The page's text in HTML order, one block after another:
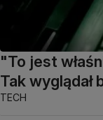
"To jest
Tak wyglądał
TECH